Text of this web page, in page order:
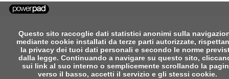
Questo sito raccoglie dati statistici anonimi sulla
mediante cookie installati da terze parti autorizzate,
la privacy dei tuoi dati personali e secondo le norme
dalla legge. Continuando a navigare su questo sito,
sui link al suo interno o semplicemente scrollando la
verso il basso, accetti il servizio e gli stessi cookie.